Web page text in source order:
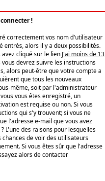
!
correctement vos nom d'utilisateur
entrés, alors il y a deux possibilités.
avez cliqué sur le lien J'ai moins de 13
devrez suivre les instructions
alors peut-être que votre compte a
que tous les nouveaux
même, soit par l'administrateur
vous êtes enregistré, un
est requise ou non. Si vous
qui s'y trouvent; si vous ne
l'adresse e-mail que vous avez
L'une des raisons pour lesquelles
de voir des utilisateurs
Si vous êtes sûr que l'adresse
alors de contacter